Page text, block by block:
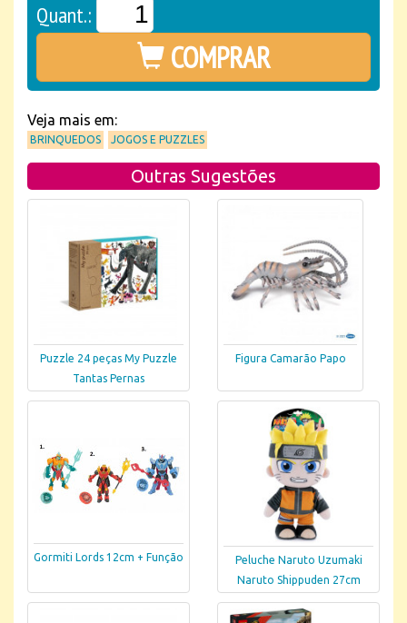
Quant.:
COMPRAR
Veja mais em:
BRINQUEDOS JOGOS E PUZZLES
Outras Sugestões
Puzzle 24 peças My Puzzle
Tantas Pernas
Figura Camarão Papo
Gormiti Lords 12cm + Função
Peluche Naruto Uzumaki
Naruto Shippuden 27cm